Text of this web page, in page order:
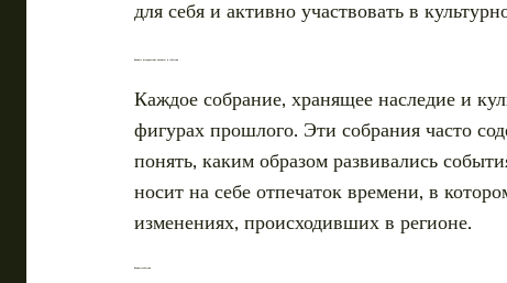
для себя и активно участвовать в
Важные исторические моменты и события
Каждое собрание, хранящее наследие и
фигурах прошлого. Эти собрания часто
понять, каким образом развивались
носит на себе отпечаток времени, в
изменениях, происходивших в регионе.
Важные события